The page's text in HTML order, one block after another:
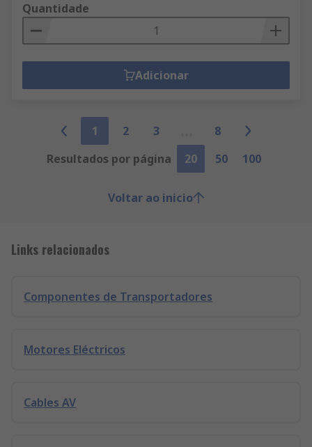
Quantidade
Adicionar
1 2 3
8
Resultados por página
20 50 100
Voltar ao inicio
Links relacionados
Componentes de Transportadores
Motores Eléctricos
Cables AV